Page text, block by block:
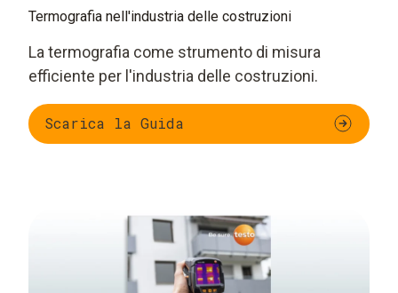
Termografia nell'industria delle costruzioni
La termografia come strumento di misura
efficiente per l'industria delle costruzioni.
Scarica la Guida